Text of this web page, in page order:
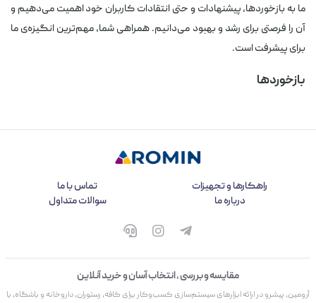
ما به بازخوردها، پیشنهادات و حتی انتقادات کاربران خود اهمیت می‌دهیم و
آن را فرصتی برای رشد و بهبود می‌دانیم. همراهی شما، مهم‌ترین انگیزه‌ی ما
برای پیشرفت است.
بازخوردها
راهکارها و تجهیزات
تماس با ما
درباره ما
سوالات متداول
مقایسه و بررسی ، انتخاب آسان و خرید آنلاین
آرومین، پیشرو در ارائه ابزارهای سیستم‌سازی کسب‌وکار برای کافه، رستوران، داروخانه و باشگاه، با